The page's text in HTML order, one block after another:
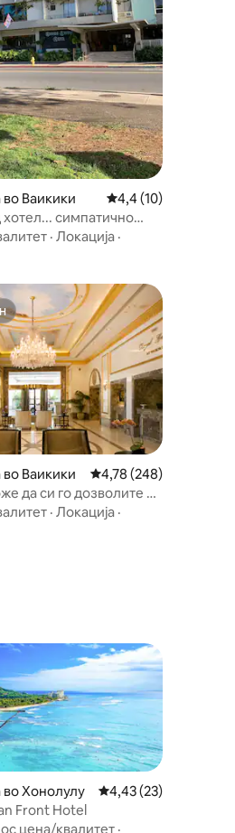
Ваикики Просечна оцена:
4,4 (10)
хотел... симпатично
до плажа
· Локација ·
Ваикики Просечна оцена: 4,78
4,78 (248)
да си го дозволите во
· Локација ·
во Хонолулу Просечна оцена:
4,43 (23)
Front Hotel
цена/квалитет ·